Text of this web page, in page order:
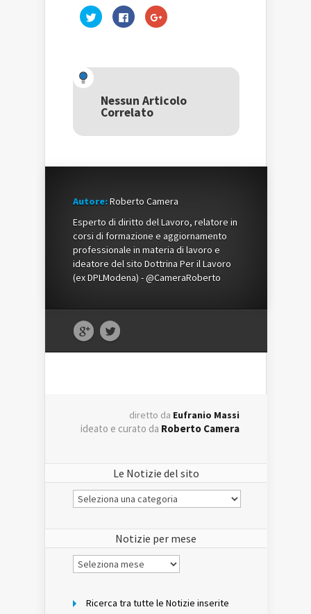
Fai
clic
una
nuova
finestra)
Fai
clic
nuova
finestra)
Fai
clic
una
nuova
Nessun Articolo
Correlato
Autore:Roberto Camera
Esperto di diritto del Lavoro, relatore in
corsi di formazione e aggiornamento
professionale in materia di lavoro e
ideatore del sito Dottrina Per il Lavoro
(ex DPLModena) - @CameraRoberto
diretto da Eufranio Massi
ideato e curato da Roberto Camera
Le Notizie del sito
Le
Notizie
Notizie per mese
Notizie
per
Ricerca tra tutte le Notizie inserite